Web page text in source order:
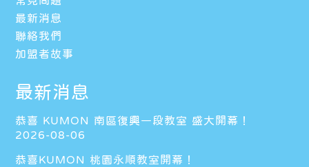
最新消息
聯絡我們
加盟者故事
最新消息
恭喜 KUMON 南區復興一段教室 盛大開幕！
2026-08-06
恭喜KUMON 桃園永順教室開幕！